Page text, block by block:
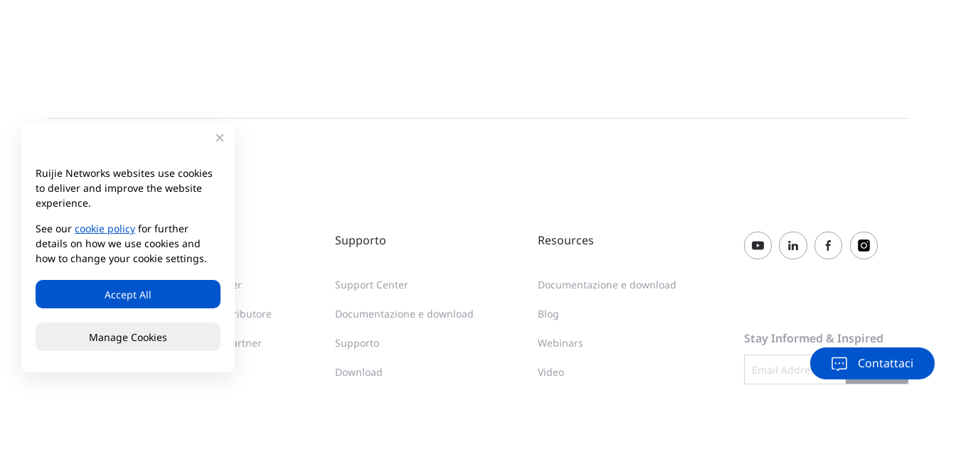
Stay Informed & Inspired
Subscribe
Azienda
About Reyee
Partner
Centro partner
Trova un distributore
Diventa un partner
Supporto
Support Center
Documentazione e download
Supporto
Download
Resources
Documentazione e download
Blog
Webinars
Video
Ruijie Networks websites use cookies
to deliver and improve the website
experience.
See our cookie policy for further
details on how we use cookies and
how to change your cookie settings.
Accept All
Manage Cookies
Contattaci